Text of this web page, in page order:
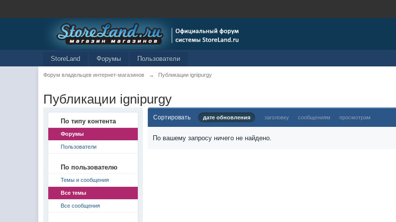
StoreLand Форумы Пользователи
Форум владельцев интернет-магазинов → Публикации ignipurgy
Публикации ignipurgy
По типу контента
Форумы
Пользователи
По пользователю
Темы и сообщения
Все темы
Все сообщения
Сортировать дате обновления заголовку сообщениям просмотрам
По вашему запросу ничего не найдено.